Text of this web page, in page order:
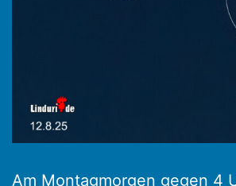
Am Montagmorgen gegen 4